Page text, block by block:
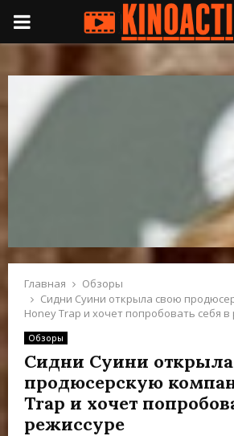
П
В
Н
О
М
Главная
Обзоры
Сидни Суини открыла свою
Honey Trap и хочет попробовать себя в
Обзоры
Сидни Суини
продюсерскую
Trap и хочет
режиссуре